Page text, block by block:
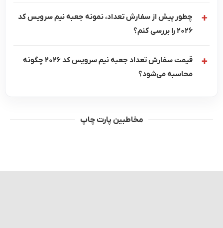
چطور پیش از سفارش تعداد، نمونه جعبه نیم سرویس کد
2026 را بررسی کنم؟
قیمت سفارش تعداد جعبه نیم سرویس کد 2026 چگونه
محاسبه می‌شود؟
مخاطبین پارت چاپ